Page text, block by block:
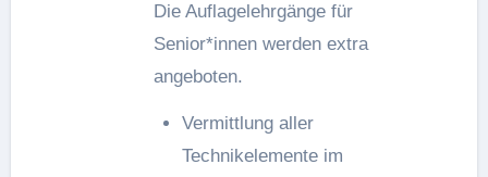
Die Auflagelehrgänge für
Senior*innen werden extra
angeboten.
Vermittlung aller
Technikelemente im